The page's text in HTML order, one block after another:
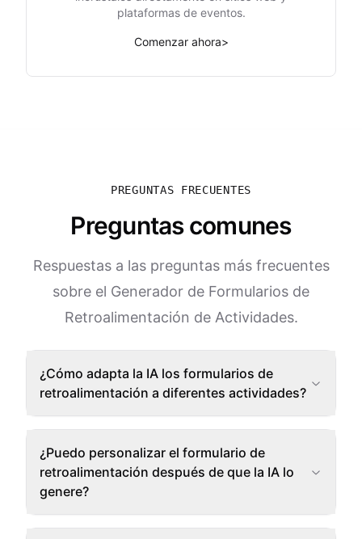
plataformas de eventos.
Comenzar ahora>
PREGUNTAS FRECUENTES
Preguntas comunes
Respuestas a las preguntas más frecuentes
sobre el Generador de Formularios de
Retroalimentación de Actividades.
¿Cómo adapta la IA los formularios de
retroalimentación a diferentes actividades?
¿Puedo personalizar el formulario de
retroalimentación después de que la IA lo
genere?